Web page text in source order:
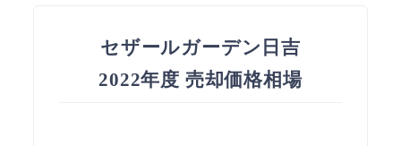
セザールガーデン日吉
2022年度 売却価格相場